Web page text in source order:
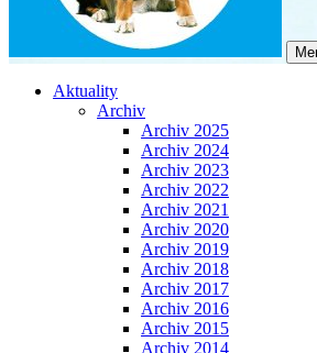
Czech Rea
Chovatelská stanice bernských salašnických
Aktuality
Archiv
Archiv 2025
Archiv 2024
Archiv 2023
Archiv 2022
Archiv 2021
Archiv 2020
Archiv 2019
Archiv 2018
Archiv 2017
Archiv 2016
Archiv 2015
Archiv 2014